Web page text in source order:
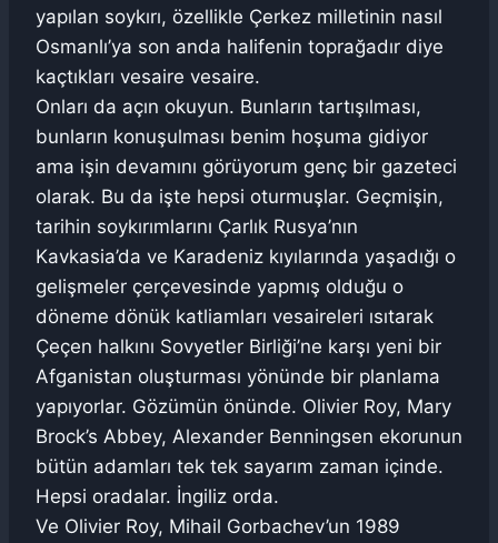
yapılan soykırı, özellikle Çerkez milletinin nasıl
Osmanlı’ya son anda halifenin toprağadır diye
kaçtıkları vesaire vesaire.
Onları da açın okuyun. Bunların tartışılması,
bunların konuşulması benim hoşuma gidiyor
ama işin devamını görüyorum genç bir gazeteci
olarak. Bu da işte hepsi oturmuşlar. Geçmişin,
tarihin soykırımlarını Çarlık Rusya’nın
Kavkasia’da ve Karadeniz kıyılarında yaşadığı o
gelişmeler çerçevesinde yapmış olduğu o
döneme dönük katliamları vesaireleri ısıtarak
Çeçen halkını Sovyetler Birliği’ne karşı yeni bir
Afganistan oluşturması yönünde bir planlama
yapıyorlar. Gözümün önünde. Olivier Roy, Mary
Brock’s Abbey, Alexander Benningsen ekorunun
bütün adamları tek tek sayarım zaman içinde.
Hepsi oradalar. İngiliz orda.
Ve Olivier Roy, Mihail Gorbachev’un 1989